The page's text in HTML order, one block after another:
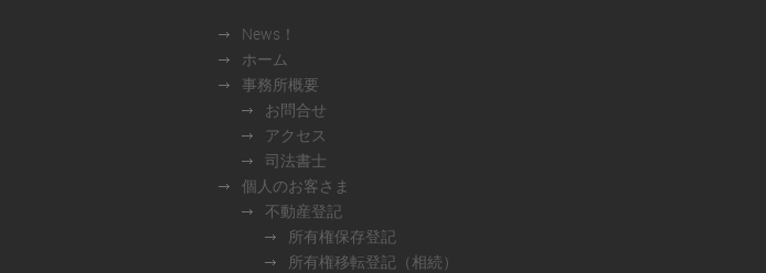
News！
ホーム
事務所概要
お問合せ
アクセス
司法書士
個人のお客さま
不動産登記
所有権保存登記
所有権移転登記（相続）